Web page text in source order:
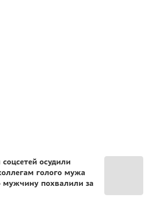
осудили
голого мужа
мужчину похвалили за